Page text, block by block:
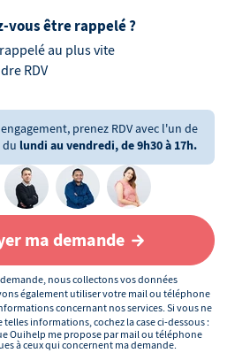
vous être rappelé ?
au plus vite
RDV
prenez RDV avec l'un de
du lundi au vendredi, de 9h30 à 17h.
ma demande
nous collectons vos données
également utiliser votre mail ou téléphone
concernant nos services. Si vous ne
informations, cochez la case ci-dessous :
Ouihelp me propose par mail ou téléphone
à ceux qui concernent ma demande.